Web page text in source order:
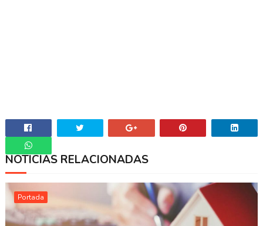
Whatsapp
NOTICIAS RELACIONADAS
Portada